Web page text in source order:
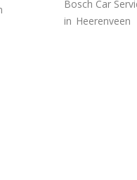
Bosch Car
in Heerenveen